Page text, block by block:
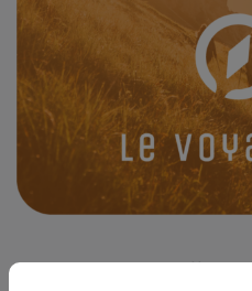
Frais mensuels offerts,